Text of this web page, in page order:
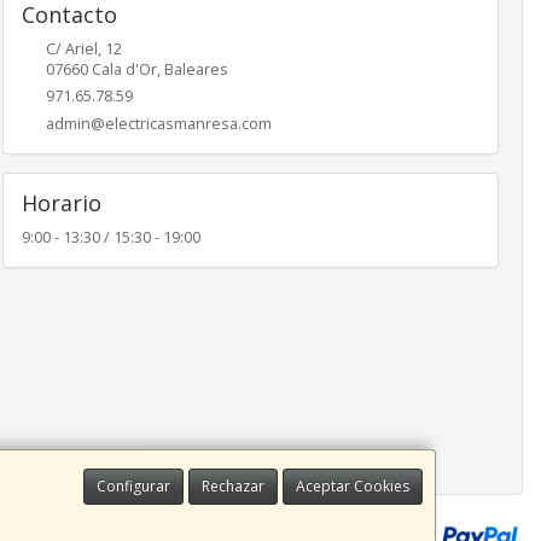
Configurar Rechazar Aceptar Cookies
Contacto
C/ Ariel, 12
07660 Cala d'Or, Baleares
971.65.78.59
admin@electricasmanresa.com
Horario
9:00 - 13:30 / 15:30 - 19:00